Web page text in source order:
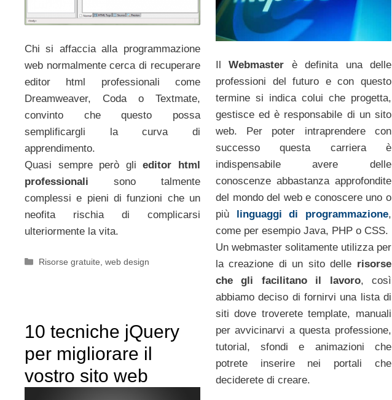
Chi si affaccia alla programmazione
web normalmente cerca di recuperare
editor html professionali come
Dreamweaver, Coda o Textmate,
convinto che questo possa
semplificargli la curva di
apprendimento.
Quasi sempre però glieditor html
professionali sono talmente
complessi e pieni di funzioni che un
neofita rischia di complicarsi
ulteriormente la vita.
Categorie
Risorse gratuite ,web design
IlWebmaster è definita una delle
professioni del futuro e con questo
termine si indica colui che progetta,
gestisce ed è responsabile di un sito
web. Per poter intraprendere con
successo questa carriera è
indispensabile avere delle
conoscenze abbastanza approfondite
del mondo del web e conoscere uno o
più linguaggi di programmazione,
come per esempio Java, PHP o CSS.
Un webmaster solitamente utilizza per
la creazione di un sito delle risorse
che gli facilitano il lavoro, così
abbiamo deciso di fornirvi una lista di
siti dove troverete template, manuali
per avvicinarvi a questa professione,
tutorial, sfondi e animazioni che
potrete inserire nei portali che
deciderete di creare.
10 tecniche jQuery
per migliorare il
vostro sito web